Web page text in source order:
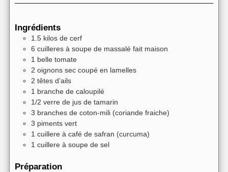
Ingrédients
1.5 kilos de cerf
6 cuilleres à soupe de massalé fait maison
1 belle tomate
2 oignons sec coupé en lamelles
2 têtes d’ails
1 branche de caloupilé
1/2 verre de jus de tamarin
3 branches de coton-mili (coriande fraiche)
3 piments vert
1 cuillere à café de safran (curcuma)
1 cuillere à soupe de sel
Préparation